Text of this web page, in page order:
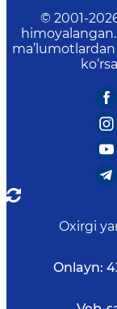
© 2001-
Oxirgi
Onlayn: